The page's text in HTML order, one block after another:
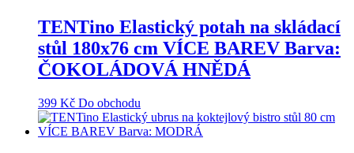
TENTino Elastický potah na skládací
stůl 180x76 cm VÍCE BAREV Barva:
ČOKOLÁDOVÁ HNĚDÁ
399 Kč Do obchodu